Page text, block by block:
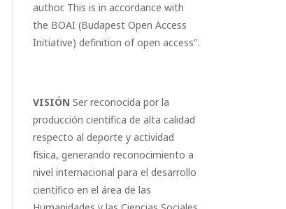
author. This is in accordance with
the BOAI (Budapest Open Access
Initiative) definition of open access".
VISIÓN Ser reconocida por la
producción científica de alta calidad
respecto al deporte y actividad
física, generando reconocimiento a
nivel internacional para el desarrollo
científico en el área de las